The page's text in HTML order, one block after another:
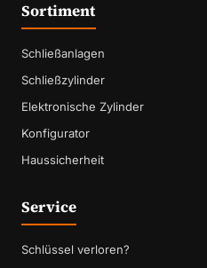
Sortiment
Schließanlagen
Schließzylinder
Elektronische Zylinder
Konfigurator
Haussicherheit
Service
Schlüssel verloren?